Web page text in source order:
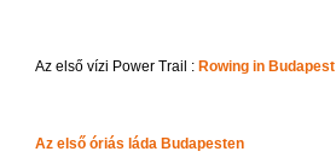
Az első vízi Power Trail : Rowing in Budapest
Az első óriás láda Budapesten